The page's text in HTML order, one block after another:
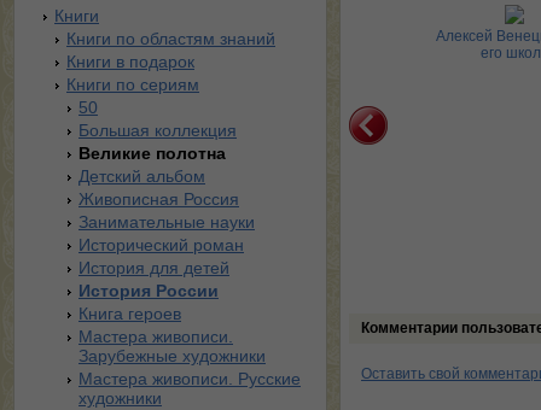
Книги
Книги по областям знаний
Книги в подарок
Книги по сериям
50
Большая коллекция
Великие полотна
Детский альбом
Живописная Россия
Занимательные науки
Исторический роман
История для детей
История России
Книга героев
Мастера живописи.
Зарубежные художники
Мастера живописи. Русские
художники
Великие
полотна
Импрессионизм. Пейзаж.
Алексей
его
Комментарии
Оставить свой